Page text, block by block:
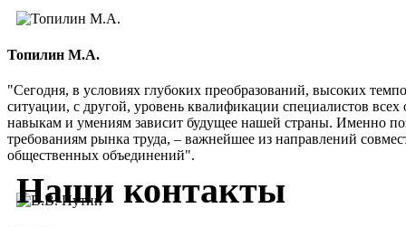
Топилин М.А.
"Сегодня, в условиях глубоких преобразований, высоких
ситуации, с другой, уровень квалификации специалистов
навыкам и умениям зависит будущее нашей страны. Именно
требованиям рынка труда, – важнейшее из направлений
общественных объединений".
Наши контакты